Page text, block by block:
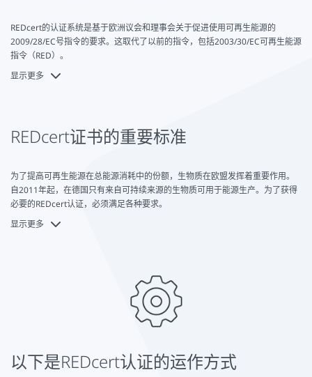
REDcert欧盟。该认证的内容与DE版相同，但在欧盟范围内有效。
REDcert²。这是对饲料和食品的延伸。该证书也在整个欧盟范围内有
效。
REDcert的认证系统是基于欧洲议会和理事会关于促进使用可再生能源的
2009/28/EC号指令的要求。这取代了以前的指令，包括2003/30/EC可再生能源
指令（RED）。
所有REDcert欧盟证书都符合适用的欧盟指令并执行其要求。
显示更多
REDcert证书的重要标准
为了提高可再生能源在总能源消耗中的份额，生物质在欧盟发挥着重要作用。
自2011年起，在德国只有来自可持续来源的生物质可用于能源生产。为了获得
必要的REDcert认证，必须满足各种要求。
从农民到供应商，必须满足17个附加标准才能获得认证。这些标准包括
显示更多
以下是REDcert认证的运作方式